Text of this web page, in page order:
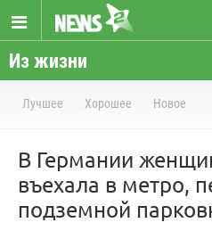
Из жизни
Лучшее Хорошее Новое
В Германии
въехала в метро,
подземной